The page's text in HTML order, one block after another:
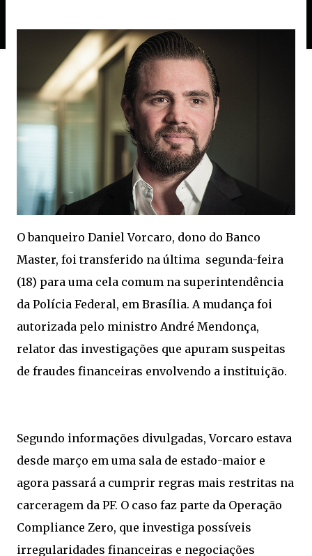
O banqueiro Daniel Vorcaro, dono do Banco
Master, foi transferido na última segunda-feira
(18) para uma cela comum na superintendência
da Polícia Federal, em Brasília. A mudança foi
autorizada pelo ministro André Mendonça,
relator das investigações que apuram suspeitas
de fraudes financeiras envolvendo a instituição.
Segundo informações divulgadas, Vorcaro estava
desde março em uma sala de estado-maior e
agora passará a cumprir regras mais restritas na
carceragem da PF. O caso faz parte da Operação
Compliance Zero, que investiga possíveis
irregularidades financeiras e negociações